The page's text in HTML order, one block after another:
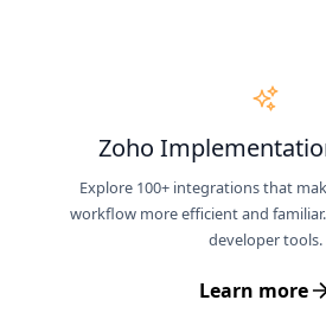
Zoho
Explore 100+ integrations that
workflow more efficient and
developer tools.
Learn more